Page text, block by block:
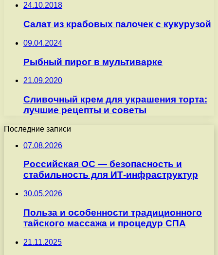
24.10.2018
Салат из крабовых палочек с кукурузой
09.04.2024
Рыбный пирог в мультиварке
21.09.2020
Сливочный крем для украшения торта:
лучшие рецепты и советы
Последние записи
07.08.2026
Российская ОС — безопасность и
стабильность для ИТ-инфраструктур
30.05.2026
Польза и особенности традиционного
тайского массажа и процедур СПА
21.11.2025